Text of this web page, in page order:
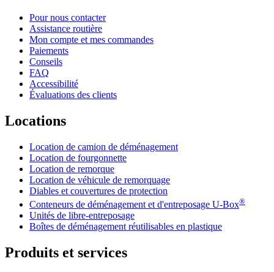
Pour nous contacter
Assistance routière
Mon compte et mes commandes
Paiements
Conseils
FAQ
Accessibilité
Évaluations des clients
Locations
Location de camion de déménagement
Location de fourgonnette
Location de remorque
Location de véhicule de remorquage
Diables et couvertures de protection
Conteneurs de déménagement et d'entreposage U-Box®
Unités de libre-entreposage
Boîtes de déménagement réutilisables en plastique
Produits et services